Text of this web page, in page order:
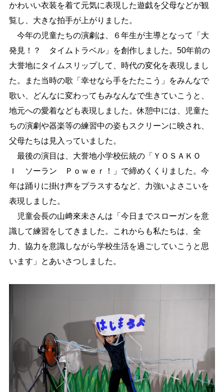
リセット
language
閉じる
かわいい衣装を着て元気に表現した遊戯を父母などが観
覧し、大きな拍手が上がりました。
今年の児童たちの演劇は、６年生が主導となって「大
発見！？ タイムトラベル」を創作しました。50年前の
大誉地にタイムスリップして、時代の変化を表現しまし
た。また当時の歌「幸せなら手をたたこう」をみんなで
歌い、どんなに変わってもみなんなで生きていこうと、
地元への愛着なども表現しました。休憩中には、児童た
ちの演劇や器楽等の練習中の姿もスクリーンに映され、
父母たちは見入っていました。
最後の演目は、大誉地小学校伝統の「ＹＯＳＡＫＯ
Ｉ ソーラン Ｐｏｗｅｒ！」で締めくくりました。今
年は踊りに掛け声をプラスするなど、力強いよさこいを
表現しました。
児童会長の山﨑來未さんは「今日までスローガンを意
識して練習をしてきました。これからも私たちは、全
力、協力を意識しながら学校生活を過ごしていこうと思
います」とあいさつしました。